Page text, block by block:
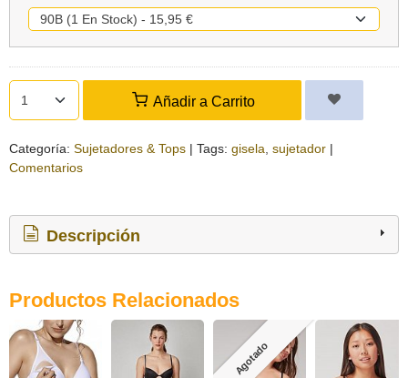
Añadir a Carrito
Categoría: Sujetadores & Tops | Tags: gisela sujetador |
Comentarios
Descripción
Productos Relacionados
Agotado